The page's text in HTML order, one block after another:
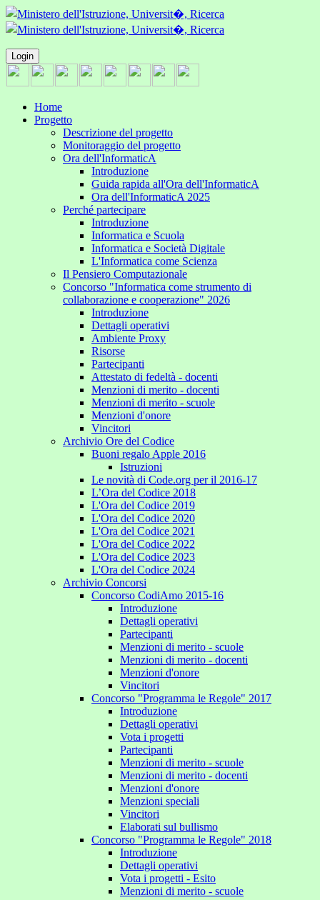
Login
Home
Progetto
Descrizione del progetto
Monitoraggio del progetto
Ora dell'InformaticA
Introduzione
Guida rapida all'Ora dell'InformaticA
Ora dell'InformaticA 2025
Perché partecipare
Introduzione
Informatica e Scuola
Informatica e Società Digitale
L'Informatica come Scienza
Il Pensiero Computazionale
Concorso "Informatica come strumento di
collaborazione e cooperazione" 2026
Introduzione
Dettagli operativi
Ambiente Proxy
Risorse
Partecipanti
Attestato di fedeltà - docenti
Menzioni di merito - docenti
Menzioni di merito - scuole
Menzioni d'onore
Vincitori
Archivio Ore del Codice
Buoni regalo Apple 2016
Istruzioni
Le novità di Code.org per il 2016-17
L’Ora del Codice 2018
L'Ora del Codice 2019
L'Ora del Codice 2020
L'Ora del Codice 2021
L'Ora del Codice 2022
L'Ora del Codice 2023
L'Ora del Codice 2024
Archivio Concorsi
Concorso CodiAmo 2015-16
Introduzione
Dettagli operativi
Partecipanti
Menzioni di merito - scuole
Menzioni di merito - docenti
Menzioni d'onore
Vincitori
Concorso "Programma le Regole" 2017
Introduzione
Dettagli operativi
Vota i progetti
Partecipanti
Menzioni di merito - scuole
Menzioni di merito - docenti
Menzioni d'onore
Menzioni speciali
Vincitori
Elaborati sul bullismo
Concorso "Programma le Regole" 2018
Introduzione
Dettagli operativi
Vota i progetti - Esito
Menzioni di merito - scuole